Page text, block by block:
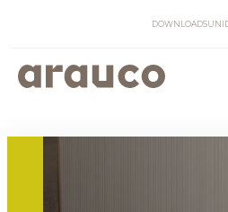
DOWNLOADS